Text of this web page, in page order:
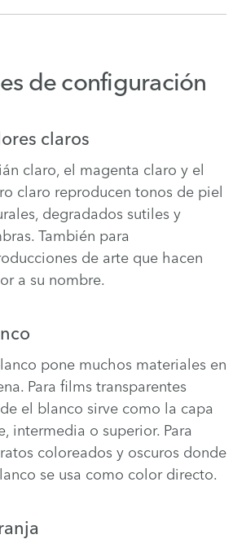
de configuración
claros
claro, el magenta claro y el
claro reproducen tonos de piel
degradados sutiles y
También para
de arte que hacen
a su nombre.
pone muchos materiales en
Para films transparentes
el blanco sirve como la capa
intermedia o superior. Para
coloreados y oscuros donde
se usa como color directo.